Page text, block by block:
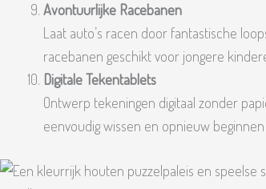
Avontuurlijke Racebanen
Laat auto’s racen door fantastische
racebanen geschikt voor jongere
Digitale Tekentablets
Ontwerp tekeningen digitaal zonder
eenvoudig wissen en opnieuw